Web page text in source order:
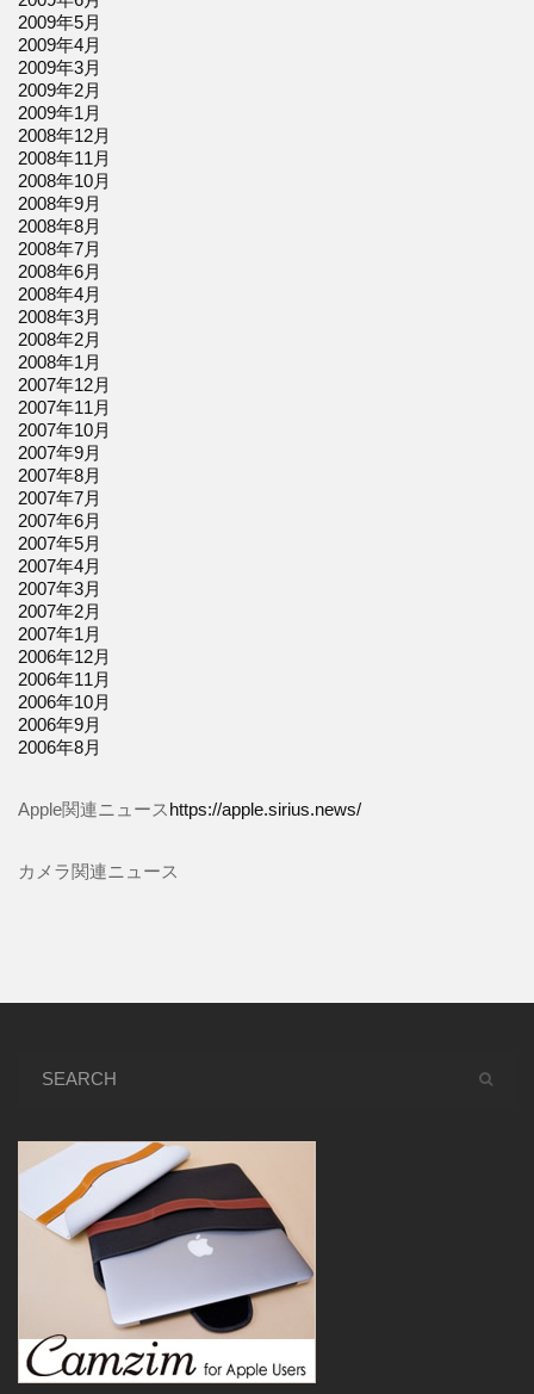
2009年5月
2009年4月
2009年3月
2009年2月
2009年1月
2008年12月
2008年11月
2008年10月
2008年9月
2008年8月
2008年7月
2008年6月
2008年4月
2008年3月
2008年2月
2008年1月
2007年12月
2007年11月
2007年10月
2007年9月
2007年8月
2007年7月
2007年6月
2007年5月
2007年4月
2007年3月
2007年2月
2007年1月
2006年12月
2006年11月
2006年10月
2006年9月
2006年8月
Apple関連ニュースhttps://apple.sirius.news/
カメラ関連ニュース